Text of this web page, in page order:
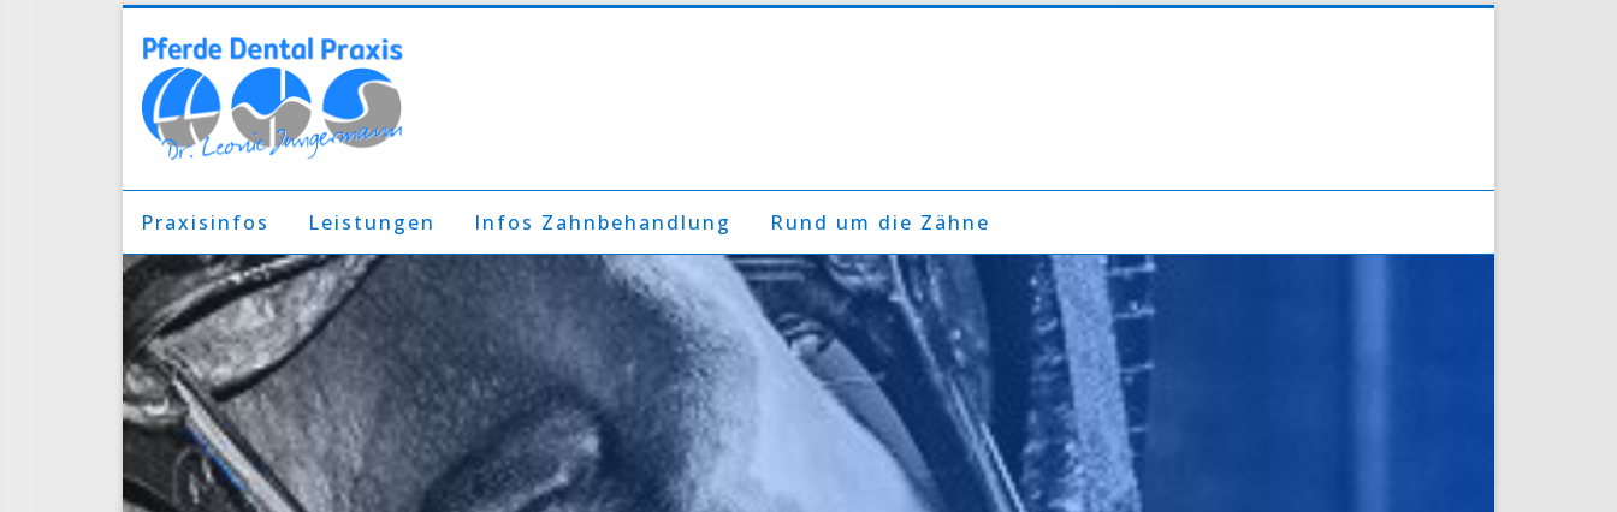
Praxisinfos Leistungen Infos Zahnbehandlung Rund um die Zähne